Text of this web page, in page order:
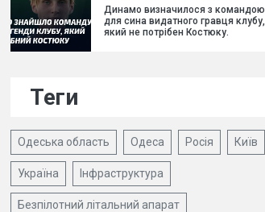
Динамо визначилося з командою
для сина видатного гравця клубу,
який не потрібен Костюку.
Теги
Одеська область Одеса Росія Київ
Україна Інфраструктура
Безпілотний літальний апарат